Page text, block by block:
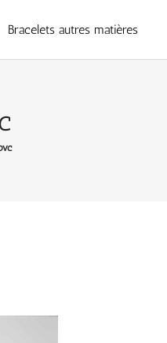
Bracelets autres matières